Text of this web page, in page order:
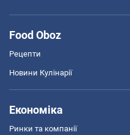
Food Oboz
Рецепти
Новини Кулінарії
Економіка
Ринки та компанії